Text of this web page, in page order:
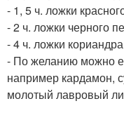
- 1, 5 ч. ложки
- 2 ч. ложки черного
- 4 ч. ложки
- По желанию можно
например кардамон,
молотый лавровый